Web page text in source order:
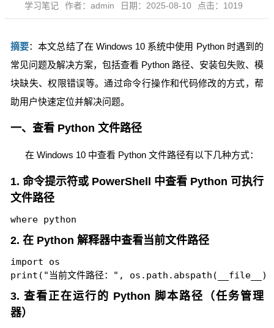
学习笔记 作者：admin 日期：2025-08-10 点击：1019
摘要：本文总结了在 Windows 10 系统中使用 Python 时遇到的
常见问题及解决方案，包括查看 Python 路径、安装包失败、模
块缺失、权限错误等。通过命令行操作和代码修改的方式，帮
助用户快速定位并解决问题。
一、查看 Python 文件路径
在 Windows 10 中查看 Python 文件路径有以下几种方式：
1. 命令提示符或 PowerShell 中查看 Python 可执行
文件路径
where python
2. 在 Python 解释器中查看当前文件路径
import os
print("当前文件路径：", os.path.abspath(__file__))
3. 查看正在运行的 Python 脚本路径（任务管理
器）